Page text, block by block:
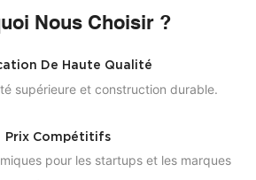
Nous Choisir ?
De Haute Qualité
supérieure et construction durable.
Prix ​​compétitifs
pour les startups et les marques